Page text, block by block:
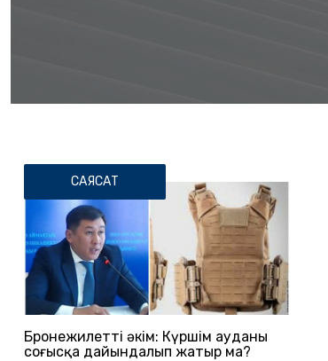
САЯСАТ
Бронежилетті әкім: Күршім ауданы
соғысқа дайындалып жатыр ма?